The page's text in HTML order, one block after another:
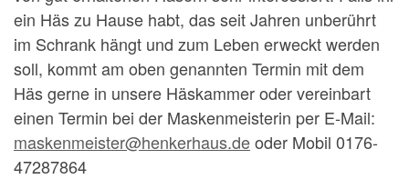
ein Häs zu Hause habt, das seit Jahren unberührt
im Schrank hängt und zum Leben erweckt werden
soll, kommt am oben genannten Termin mit dem
Häs gerne in unsere Häskammer oder vereinbart
einen Termin bei der Maskenmeisterin per E-Mail:
maskenmeister@henkerhaus.deoder Mobil 0176-
47287864